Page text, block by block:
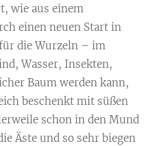
wie aus einem
einen neuen Start in
die Wurzeln – im
Wasser, Insekten,
Baum werden kann,
beschenkt mit süßen
schon in den Mund
Äste und so sehr biegen